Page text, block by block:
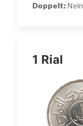
Doppelt: Nein
1 Rial